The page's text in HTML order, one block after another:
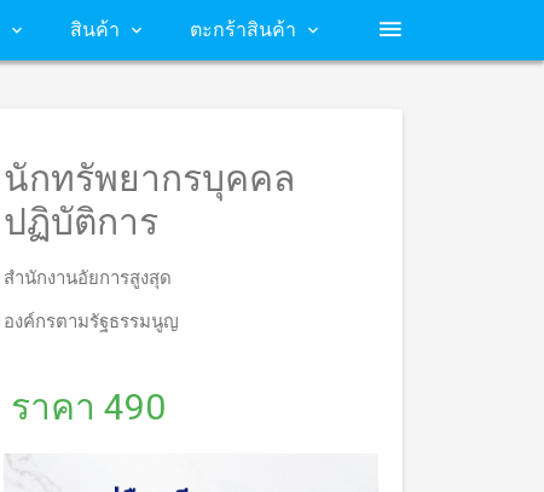
สินค้า ตะกร้าสินค้า
นักทรัพยากรบุคคล
ปฏิบัติการ
สำนักงานอัยการสูงสุด
องค์กรตามรัฐธรรมนูญ
ราคา 490